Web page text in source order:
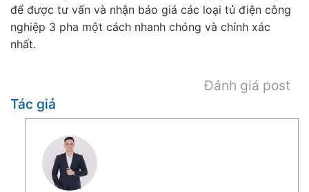
để được tư vấn và nhận báo giá các loại tủ điện công
nghiệp 3 pha một cách nhanh chóng và chính xác
nhất.
Đánh giá post
Tác giả